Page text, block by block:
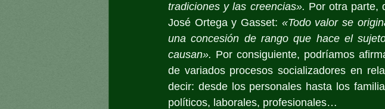
tradiciones y las creencias». Por otra parte,
José Ortega y Gasset: «Todo valor se
una concesión de rango que hace el
causan». Por consiguiente, podríamos
de variados procesos socializadores en
decir: desde los personales hasta los
políticos, laborales, profesionales…